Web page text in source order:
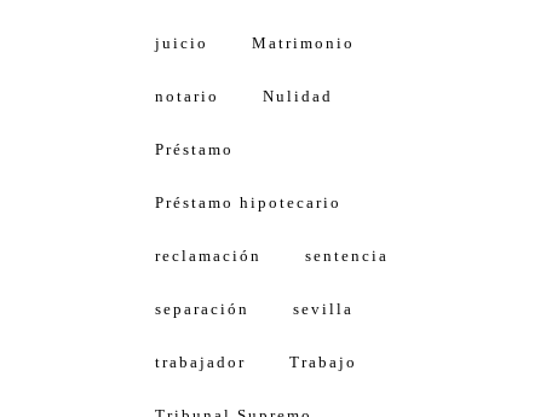
juicio Matrimonio
notario Nulidad
Préstamo
Préstamo hipotecario
reclamación sentencia
separación sevilla
trabajador Trabajo